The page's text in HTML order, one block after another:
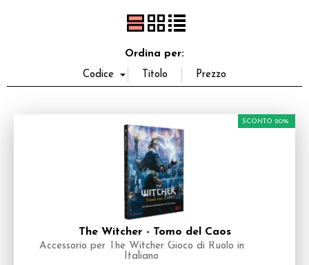
Ordina per:
The Witcher - Tomo del Caos
Accessorio per The Witcher Gioco di Ruolo in
Italiano
SCONTO 20%